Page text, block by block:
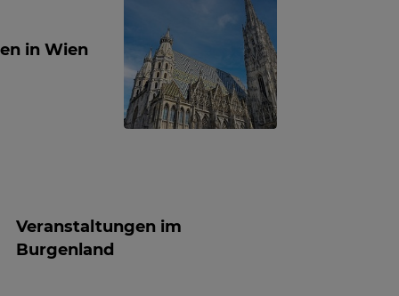
in Wien
Veranstaltungen im
Burgenland